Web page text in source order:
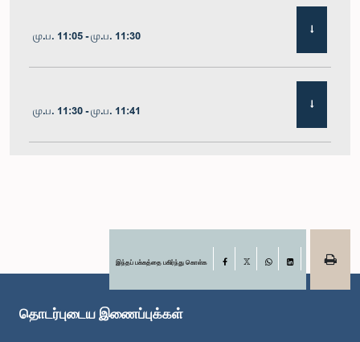
மு.ப. 11:05 - மு.ப. 11:30
மு.ப. 11:30 - மு.ப. 11:41
மு.ப. 11:54 - பி.ப. 12:10இந்தப் பக்கத்தை பகிர்ந்து கொள்க Facebook
LinkedIn
தொடர்புடைய இணைப்புக்கள்